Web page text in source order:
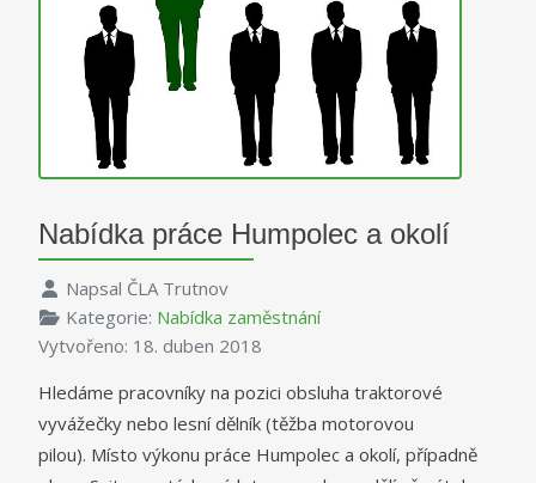
Nabídka práce Humpolec a okolí
Napsal ČLA Trutnov
Kategorie: Nabídka zaměstnání
Vytvořeno: 18. duben 2018
Hledáme pracovníky na pozici obsluha traktorové
vyvážečky nebo lesní dělník (těžba motorovou
pilou). Místo výkonu práce Humpolec a okolí, případně